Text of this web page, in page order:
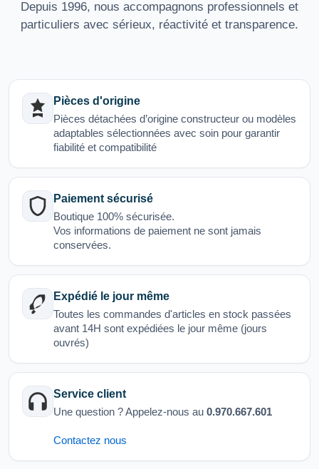
Depuis 1996, nous accompagnons professionnels et
particuliers avec sérieux, réactivité et transparence.
Pièces d'origine
Pièces détachées d’origine constructeur ou modèles
adaptables sélectionnées avec soin pour garantir
fiabilité et compatibilité
Paiement sécurisé
Boutique 100% sécurisée.
Vos informations de paiement ne sont jamais
conservées.
Expédié le jour même
Toutes les commandes d'articles en stock passées
avant 14H sont expédiées le jour même (jours
ouvrés)
Service client
Une question ? Appelez-nous au 0.970.667.601
Contactez nous